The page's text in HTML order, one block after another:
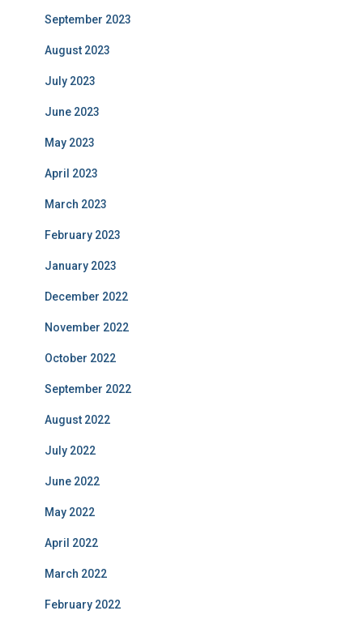
September 2023
August 2023
July 2023
June 2023
May 2023
April 2023
March 2023
February 2023
January 2023
December 2022
November 2022
October 2022
September 2022
August 2022
July 2022
June 2022
May 2022
April 2022
March 2022
February 2022